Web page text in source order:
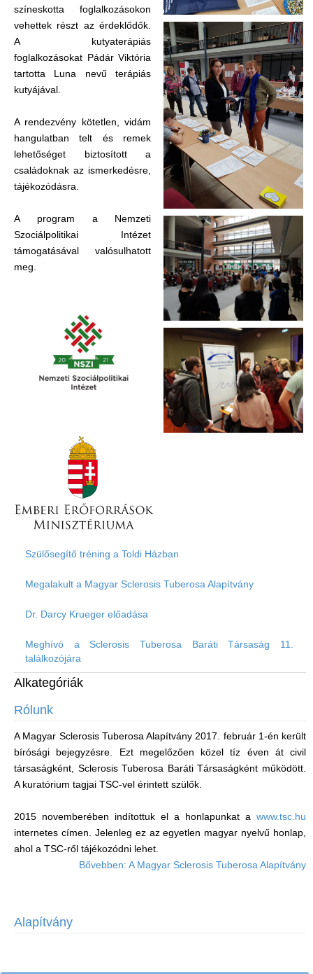
színeskotta foglalkozásokon
vehettek részt az érdeklődők.
A kutyaterápiás
foglalkozásokat Pádár Viktória
tartotta Luna nevű terápiás
kutyájával.
A rendezvény kötetlen, vidám
hangulatban telt és remek
lehetőséget biztosított a
családoknak az ismerkedésre,
tájékozódásra.
A program a Nemzeti
Szociálpolitikai Intézet
támogatásával valósulhatott
meg.
Szülősegítő tréning a Toldi Házban
Megalakult a Magyar Sclerosis Tuberosa Alapítvány
Dr. Darcy Krueger előadása
Meghívó a Sclerosis Tuberosa Baráti Társaság 11.
találkozójára
Alkategóriák
Rólunk
A Magyar Sclerosis Tuberosa Alapítvány 2017. február 1-én került
bírósági bejegyzésre. Ezt megelőzően közel tíz éven át civil
társaságként, Sclerosis Tuberosa Baráti Társaságként működött.
A kuratórium tagjai TSC-vel érintett szülők.
2015 novemberében indítottuk el a honlapunkat a www.tsc.hu
internetes címen. Jelenleg ez az egyetlen magyar nyelvű honlap,
ahol a TSC-ről tájékozódni lehet.
Bővebben: A Magyar Sclerosis Tuberosa Alapítvány
Alapítvány